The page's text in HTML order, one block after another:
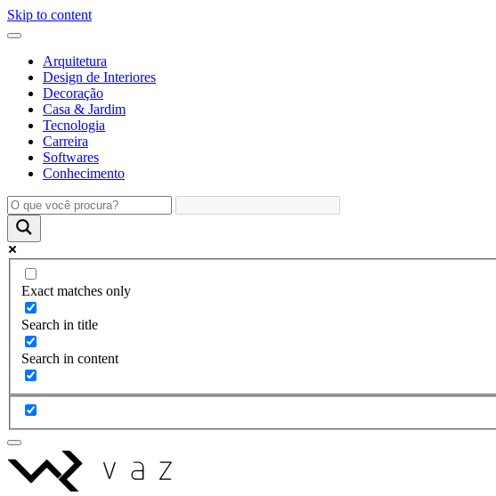
Skip to content
Arquitetura
Design de Interiores
Decoração
Casa & Jardim
Tecnologia
Carreira
Softwares
Conhecimento
Exact matches only
Search in title
Search in content